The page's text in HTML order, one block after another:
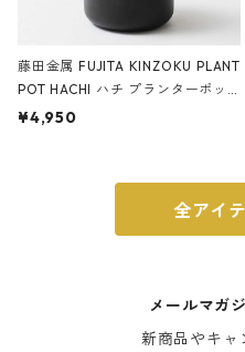
藤田金属 FUJITA KINZOKU PLANT
POT HACHI ハチ プランターポッ
ト 3号 ブラック
¥4,950
全アイ
メールマガ
新商品やキャ